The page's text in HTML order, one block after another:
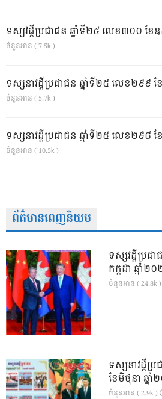
ទស្សវដ្តីប្រជាជន ឆ្នាំទី២៥ លេខ៣០០ ខែ
ចំនួនអាន ( 7.5k )
ទស្សនាវដ្ដីប្រជាជន ឆ្នាំទី២៥ លេខ២៩៩
ចំនួនអាន ( 5.7k )
ទស្សនាវដ្ដីប្រជាជន ឆ្នាំទី២៥ លេខ២៩៨ ខ
ចំនួនអាន ( 10.5k )
ព័ត៌មានពេញនិយម
ទស្សវដ្តីប្រជ
កក្កដា ឆ្នាំ២
ចំនួនអាន ( 24.8k
ទស្សនាវដ្ដីប្
ខែមិថុនា ឆ្ន
ចំនួនអាន ( 2.9k )